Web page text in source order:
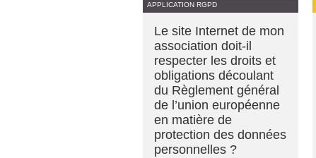
APPLICATION RGPD
Le site Internet de mon
association doit-il
respecter les droits et
obligations découlant
du Règlement général
de l’union européenne
en matière de
protection des données
personnelles ?